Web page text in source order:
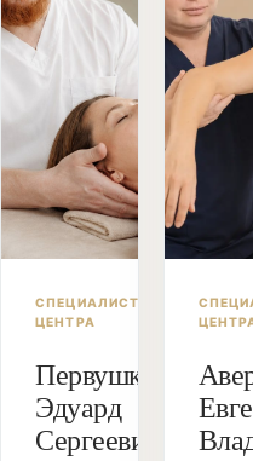
СПЕЦИАЛИСТ
ЦЕНТРА
Первушкин
Эдуард
Сергеевич